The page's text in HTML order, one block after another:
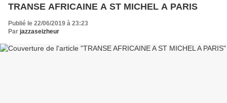
TRANSE AFRICAINE A ST MICHEL A PARIS
Publié le 22/06/2019 à 23:23
Par jazzaseizheur